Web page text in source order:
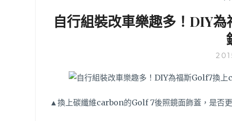
自行組裝改車樂趣多！DIY
▲換上碳纖維carbon的Golf 7後照鏡面飾蓋，是否